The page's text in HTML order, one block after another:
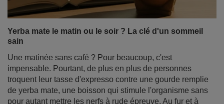
Yerba mate le matin ou le soir ? La clé d'un sommeil
sain
Une matinée sans café ? Pour beaucoup, c'est
impensable. Pourtant, de plus en plus de personnes
troquent leur tasse d'expresso contre une gourde remplie
de yerba mate, une boisson qui stimule l'organisme sans
pour autant mettre les nerfs à rude épreuve. Au fur et à